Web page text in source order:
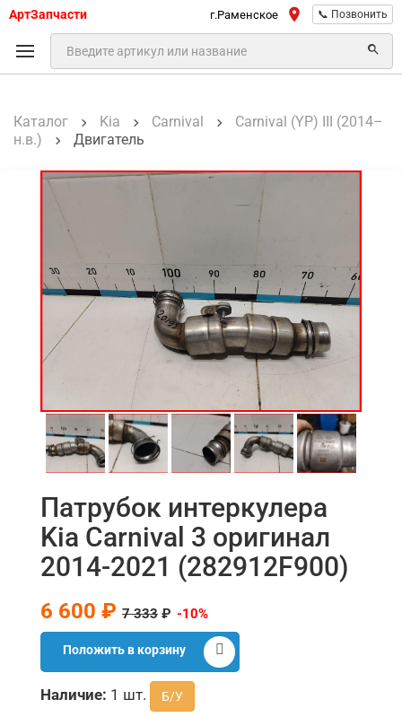
АртЗапчасти г.Раменское 📞 Позвонить
Каталог Kia Carnival
Carnival (YP) III (2014–
н.в.)
Двигатель
Патрубок интеркулера
Kia Carnival 3 оригинал
2014-2021 (282912F900)
6 600 ₽ 7 333 ₽ -10%
Положить в корзину
Наличие: 1 шт. Б/У